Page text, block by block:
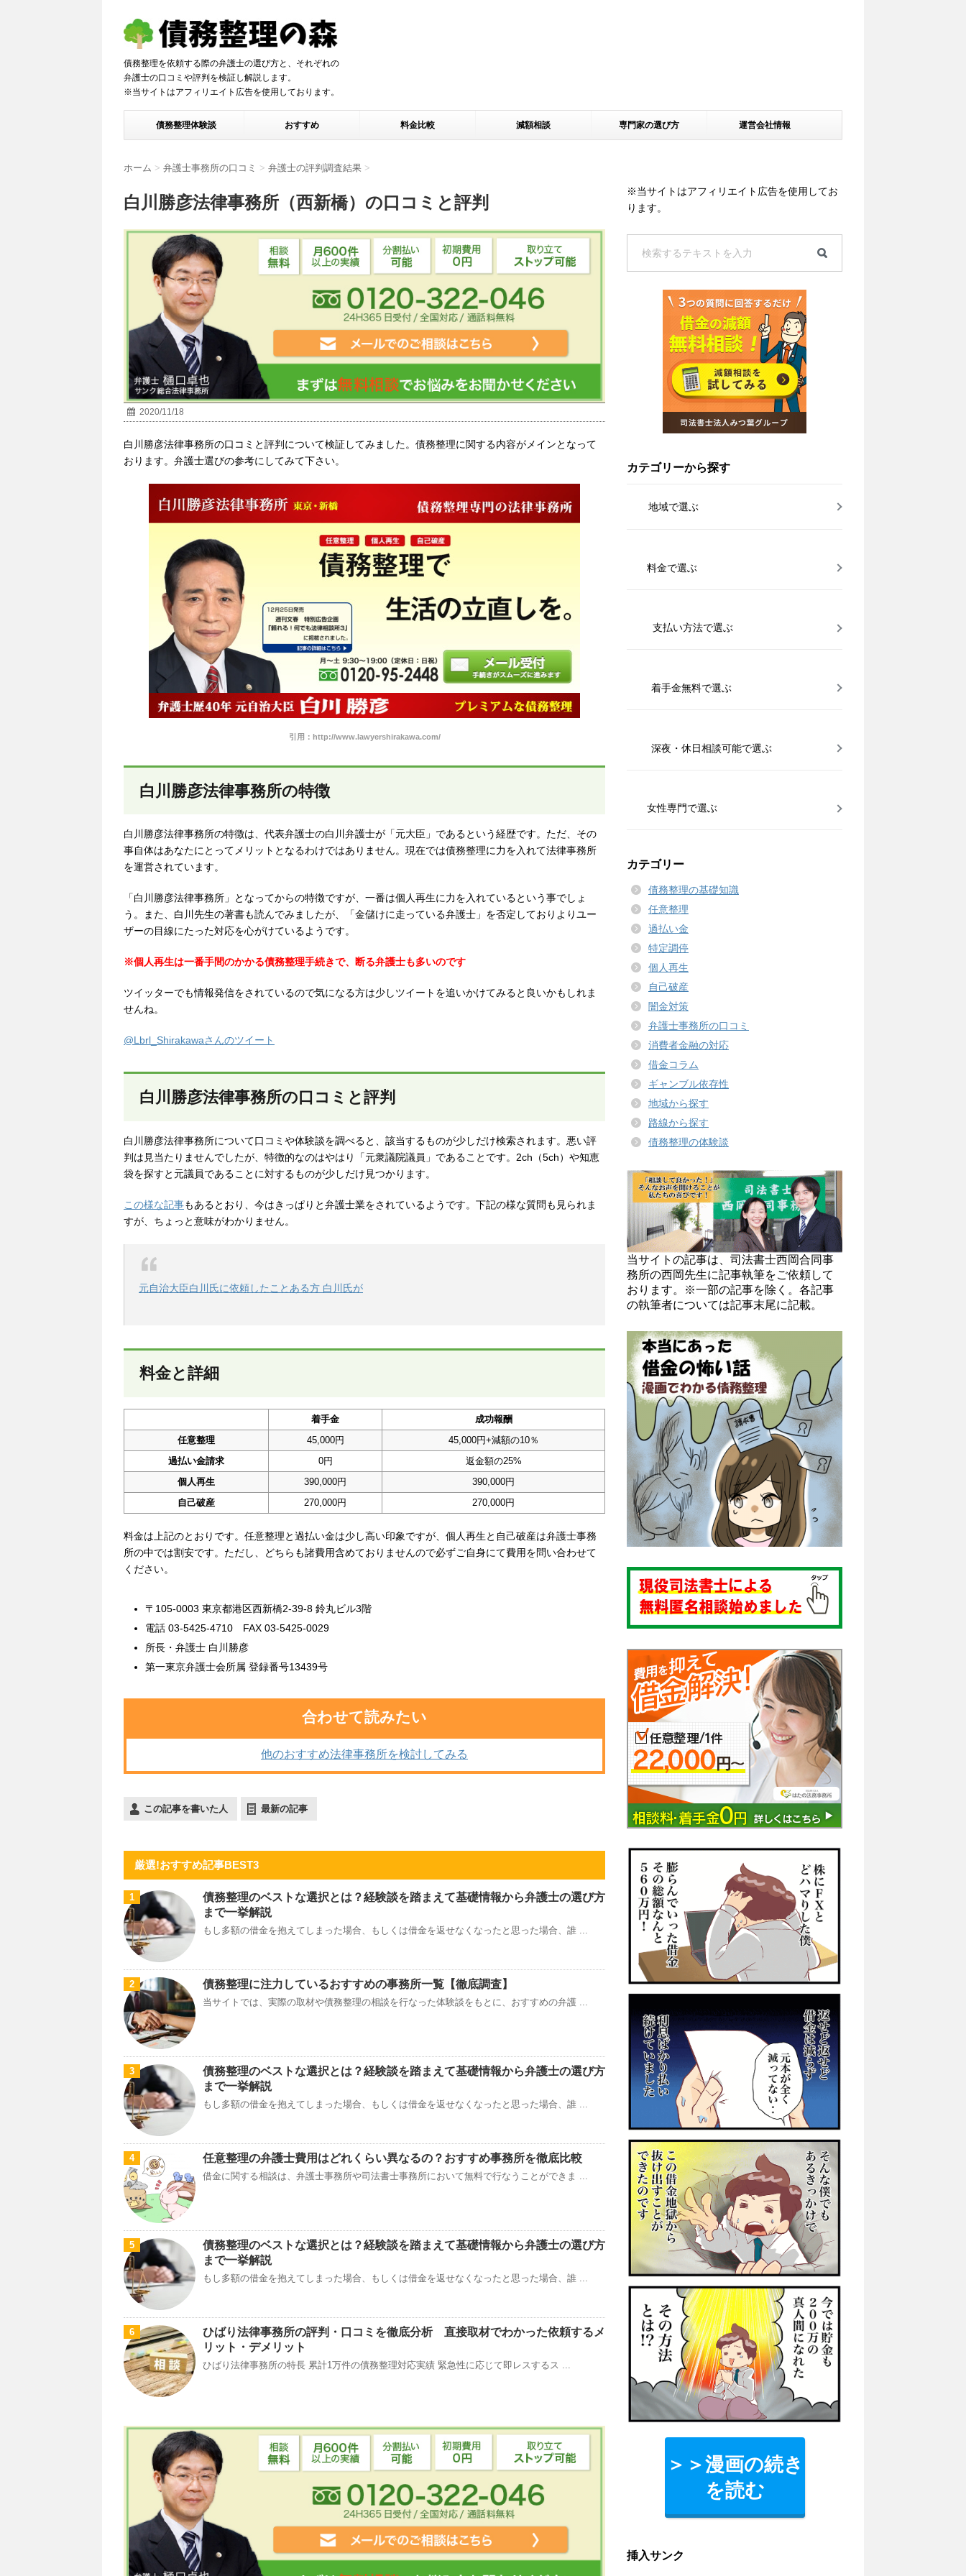
債務整理を依頼する際の弁護士の選び方と、それぞれの
弁護士の口コミや評判を検証し解説します。
※当サイトはアフィリエイト広告を使用しております。
債務整理体験談 おすすめ 料金比較 減額相談 専門家の選び方 運営会社情報
ホーム > 弁護士事務所の口コミ > 弁護士の評判調査結果 >
白川勝彦法律事務所（西新橋）の口コミと評判
2020/11/18
白川勝彦法律事務所の口コミと評判について検証してみました。債務整理に関する内容がメインとなって
おります。弁護士選びの参考にしてみて下さい。
引用：http://www.lawyershirakawa.com/
白川勝彦法律事務所の特徴
白川勝彦法律事務所の特徴は、代表弁護士の白川弁護士が「元大臣」であるという経歴です。ただ、その
事自体はあなたにとってメリットとなるわけではありません。現在では債務整理に力を入れて法律事務所
を運営されています。
「白川勝彦法律事務所」となってからの特徴ですが、一番は個人再生に力を入れているという事でしょ
う。また、白川先生の著書も読んでみましたが、「金儲けに走っている弁護士」を否定しておりよりユー
ザーの目線にたった対応を心がけているようです。
※個人再生は一番手間のかかる債務整理手続きで、断る弁護士も多いのです
ツイッターでも情報発信をされているので気になる方は少しツイートを追いかけてみると良いかもしれま
せんね。
@Lbrl_Shirakawaさんのツイート
白川勝彦法律事務所の口コミと評判
白川勝彦法律事務所について口コミや体験談を調べると、該当するものが少しだけ検索されます。悪い評
判は見当たりませんでしたが、特徴的なのはやはり「元衆議院議員」であることです。2ch（5ch）や知恵
袋を探すと元議員であることに対するものが少しだけ見つかります。
この様な記事もあるとおり、今はきっぱりと弁護士業をされているようです。下記の様な質問も見られま
すが、ちょっと意味がわかりません。
元自治大臣白川氏に依頼したことある方 白川氏が
料金と詳細
着手金
成功報酬
任意整理
45,000円
45,000円+減額の10％
過払い金請求
0円
返金額の25%
個人再生
390,000円
390,000円
自己破産
270,000円 270,000円
料金は上記のとおりです。任意整理と過払い金は少し高い印象ですが、個人再生と自己破産は弁護士事務
所の中では割安です。ただし、どちらも諸費用含めておりませんので必ずご自身にて費用を問い合わせて
ください。
〒105-0003 東京都港区西新橋2-39-8 鈴丸ビル3階
電話 03-5425-4710 FAX 03-5425-0029
所長・弁護士 白川勝彦
第一東京弁護士会所属 登録番号13439号
合わせて読みたい
他のおすすめ法律事務所を検討してみる
この記事を書いた人 最新の記事
厳選!おすすめ記事BEST3
1
債務整理のベストな選択とは？経験談を踏まえて基礎情報から弁護士の選び方
まで一挙解説
もし多額の借金を抱えてしまった場合、もしくは借金を返せなくなったと思った場合、誰 ...
2 債務整理に注力しているおすすめの事務所一覧【徹底調査】
当サイトでは、実際の取材や債務整理の相談を行なった体験談をもとに、おすすめの弁護 ...
3
債務整理のベストな選択とは？経験談を踏まえて基礎情報から弁護士の選び方
まで一挙解説
もし多額の借金を抱えてしまった場合、もしくは借金を返せなくなったと思った場合、誰 ...
4 任意整理の弁護士費用はどれくらい異なるの？おすすめ事務所を徹底比較
借金に関する相談は、弁護士事務所や司法書士事務所において無料で行なうことができま ...
5
債務整理のベストな選択とは？経験談を踏まえて基礎情報から弁護士の選び方
まで一挙解説
もし多額の借金を抱えてしまった場合、もしくは借金を返せなくなったと思った場合、誰 ...
6
ひばり法律事務所の評判・口コミを徹底分析 直接取材でわかった依頼するメ
リット・デメリット
ひばり法律事務所の特長 累計1万件の債務整理対応実績 緊急性に応じて即レスするス ...
※当サイトはアフィリエイト広告を使用してお
ります。
カテゴリーから探す
地域で選ぶ
料金で選ぶ
支払い方法で選ぶ
着手金無料で選ぶ
深夜・休日相談可能で選ぶ
女性専門で選ぶ
カテゴリー
債務整理の基礎知識
任意整理
過払い金
特定調停
個人再生
自己破産
闇金対策
弁護士事務所の口コミ
消費者金融の対応
借金コラム
ギャンブル依存性
地域から探す
路線から探す
債務整理の体験談
当サイトの記事は、司法書士西岡合同事
務所の西岡先生に記事執筆をご依頼して
おります。※一部の記事を除く。各記事
の執筆者については記事末尾に記載。
＞＞漫画の続き
を読む
挿入サンク